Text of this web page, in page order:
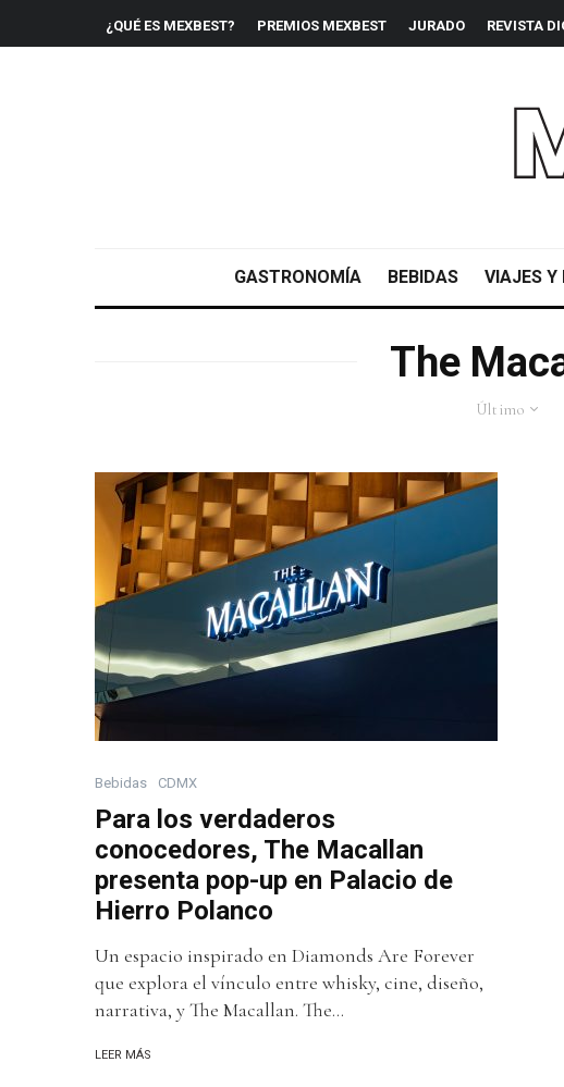
¿QUÉ ES MEXBEST? PREMIOS MEXBEST JURADO REVISTA
GASTRONOMÍA BEBIDAS VIAJES Y
The
Último
Bebidas CDMX
Para los verdaderos
conocedores, The Macallan
presenta pop-up en Palacio de
Hierro Polanco
Un espacio inspirado en Diamonds Are Forever
que explora el vínculo entre whisky, cine, diseño,
narrativa, y The Macallan. The...
LEER MÁS